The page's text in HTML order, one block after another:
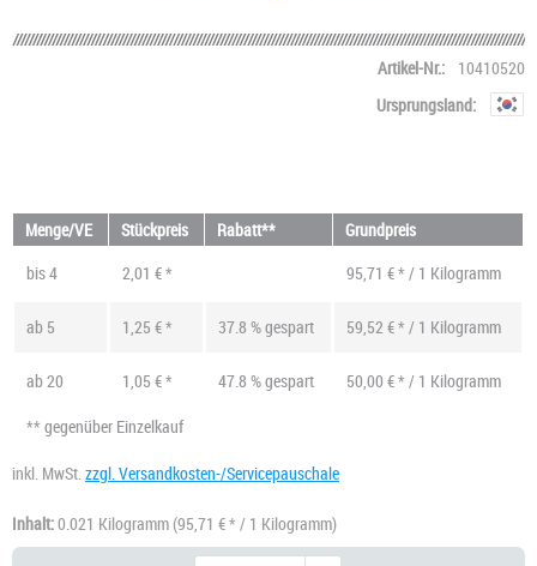
Artikel-Nr.:
10410520
Ursprungsland:
Menge/VE Stückpreis Rabatt**
Grundpreis
bis4 2,01 € * 95,71 € * / 1 Kilogramm
ab 5 1,25 € * 37.8 % gespart 59,52 € * / 1 Kilogramm
ab20 1,05 € * 47.8 % gespart
50,00 € * / 1 Kilogramm
** gegenüber Einzelkauf
inkl. MwSt. zzgl. Versandkosten-/Servicepauschale
Inhalt:0.021 Kilogramm (95,71 € * / 1 Kilogramm)